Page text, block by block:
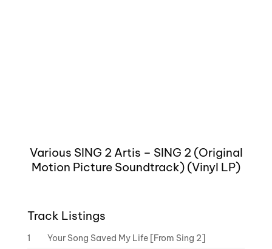
Various SING 2 Artis – SING 2 (Original
Motion Picture Soundtrack) (Vinyl LP)
Track Listings
1
Your Song Saved My Life [From Sing 2]